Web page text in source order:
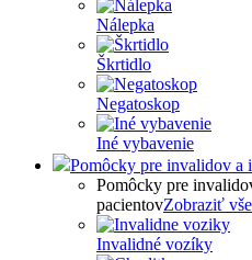
Nálepka
Škrtidlo
Negatoskop
Iné vybavenie
Pomôcky pre invalidov a
Pomôcky pre
pacientovZobraziť
Invalidné vozíky